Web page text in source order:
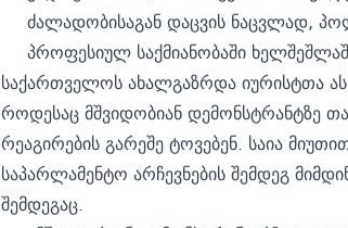
ძალადობისაგან დაცვის ნაცვლად,
პროფესიულ საქმიანობაში
საქართველოს ახალგაზრდა იურისტთა
როდესაც მშვიდობიან დემონსტრანტზე
რეაგირების გარეშე ტოვებენ. საია
საპარლამენტო არჩევნების შემდეგ
შემდეგაც.